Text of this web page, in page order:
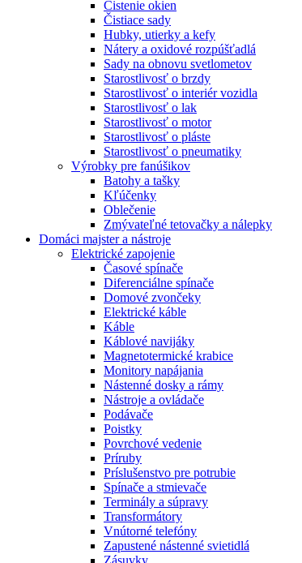
Čistenie okien
Čistiace sady
Hubky, utierky a kefy
Nátery a oxidové rozpúšťadlá
Sady na obnovu svetlometov
Starostlivosť o brzdy
Starostlivosť o interiér vozidla
Starostlivosť o lak
Starostlivosť o motor
Starostlivosť o pláste
Starostlivosť o pneumatiky
Výrobky pre fanúšikov
Batohy a tašky
Kľúčenky
Oblečenie
Zmývateľné tetovačky a nálepky
Domáci majster a nástroje
Elektrické zapojenie
Časové spínače
Diferenciálne spínače
Domové zvončeky
Elektrické káble
Káble
Káblové navijáky
Magnetotermické krabice
Monitory napájania
Nástenné dosky a rámy
Nástroje a ovládače
Podávače
Poistky
Povrchové vedenie
Príruby
Príslušenstvo pre potrubie
Spínače a stmievače
Terminály a súpravy
Transformátory
Vnútorné telefóny
Zapustené nástenné svietidlá
Zásuvky